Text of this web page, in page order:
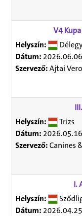
V4
Helyszín:
Dátum:
Szervező:Ajtai
Helyszín:
Trizs
Dátum:
Szervező:Canines
I.
Helyszín:
Dátum: